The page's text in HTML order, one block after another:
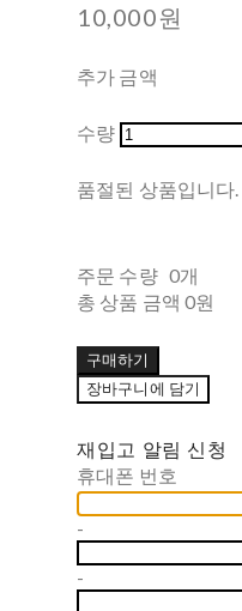
10,000원
추가 금액
수량
품절된 상품입니다.
주문 수량 0개
총 상품 금액 0원
구매하기
장바구니에 담기
재입고 알림 신청
휴대폰 번호
-
-